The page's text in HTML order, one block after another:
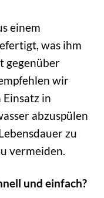
einem
was ihm
gegenüber
wir
Einsatz in
abzuspülen
zu
vermeiden.
und einfach?